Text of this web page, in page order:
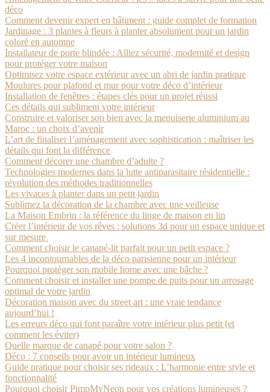
déco
Comment devenir expert en bâtiment : guide complet de formation
Jardinage : 3 plantes à fleurs à planter absolument pour un jardin
coloré en automne
Installateur de porte blindée : Alliez sécurité, modernité et design
pour protéger votre maison
Optimisez votre espace extérieur avec un abri de jardin pratique
Moulures pour plafond et mur pour votre déco d’intérieur
Installation de fenêtres : étapes clés pour un projet réussi
Ces détails qui subliment votre intérieur
Construire et valoriser son bien avec la menuiserie aluminium au
Maroc : un choix d’avenir
L’art de finaliser l’aménagement avec sophistication : maîtriser les
détails qui font la différence
Comment décorer une chambre d’adulte ?
Technologies modernes dans la lutte antiparasitaire résidentielle :
révolution des méthodes traditionnelles
Les vivaces à planter dans un petit jardin
Sublimez la décoration de la chambre avec une veilleuse
La Maison Embrin : la référence du linge de maison en lin
Créer l’intérieur de vos rêves : solutions 3d pour un espace unique et
sur mesure
Comment choisir le canapé-lit parfait pour un petit espace ?
Les 4 incontournables de la déco parisienne pour un intérieur
Pourquoi protéger son mobile home avec une bâche ?
Comment choisir et installer une pompe de puits pour un arrosage
optimal de votre jardin
Décoration maison avec du street art : une vraie tendance
aujourd’hui !
Les erreurs déco qui font paraître votre intérieur plus petit (et
comment les éviter)
Quelle marque de canapé pour votre salon ?
Déco : 7 conseils pour avoir un intérieur lumineux
Guide pratique pour choisir ses rideaux : L’harmonie entre style et
fonctionnalité
Pourquoi choisir PimpMyNeon pour vos créations lumineuses ?